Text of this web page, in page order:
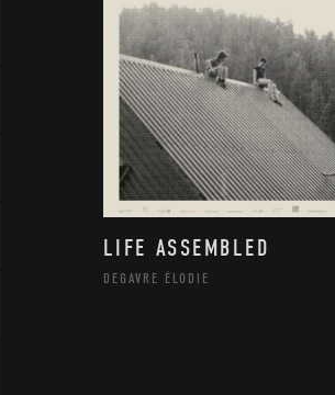
LIFE ASSEMBLED
DEGAVRE ÉLODIE